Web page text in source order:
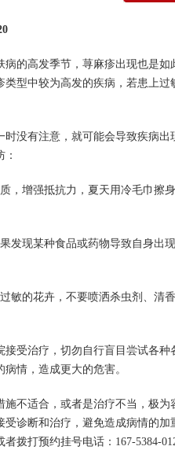
的高发季节，荨麻疹出现也是如
型中较为高发的疾病，若患上过
没有注意，就可能会导致疾病出
，增强抵抗力，夏天用冷毛巾擦
发现某种食品或药物导致自身出
敏的花卉，不要喷洒杀虫剂、清
受治疗，切勿自行盲目尝试各种
情，造成更大的危害。
不适合，或者是治疗不当，极为
诊断和治疗，避免造成病情的加
拨打预约挂号电话：167-5384-